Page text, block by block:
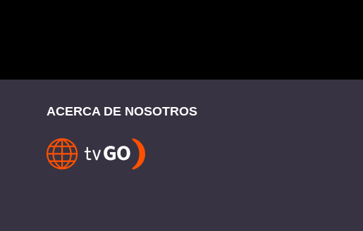
ACERCA DE NOSOTROS